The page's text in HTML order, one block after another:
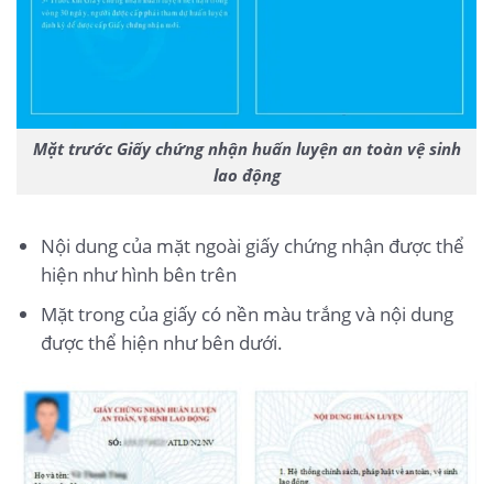
Mặt trước Giấy chứng nhận huấn luyện an toàn vệ sinh
lao động
Nội dung của mặt ngoài giấy chứng nhận được thể
hiện như hình bên trên
Mặt trong của giấy có nền màu trắng và nội dung
được thể hiện như bên dưới.